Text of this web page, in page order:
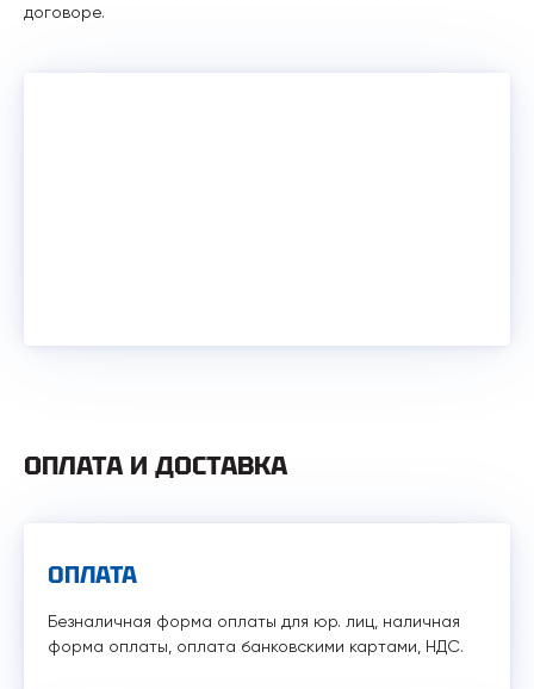
договоре.
ОПЛАТА И ДОСТАВКА
ОПЛАТА
Безналичная форма оплаты для юр. лиц, наличная
форма оплаты, оплата банковскими картами, НДС.